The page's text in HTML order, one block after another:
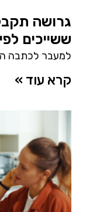
גרושה
ששייכים
למעבר לכתבה
קרא עוד »